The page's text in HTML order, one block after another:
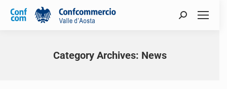
Category Archives: News